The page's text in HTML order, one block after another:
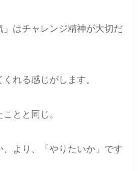
」はチャレンジ精神が大切だ
れる感じがします。
とと同じ。
より、「やりたいか」です